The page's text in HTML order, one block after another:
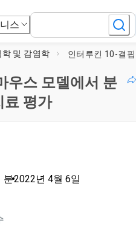
스
학 및 감염학
우스 모델에서 분
료 평가
분•2022년 4월 6일